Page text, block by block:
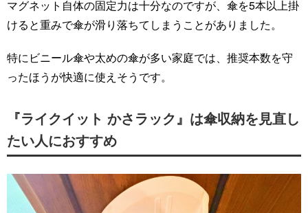
マグネット自体の固定力は十分なのですが、傘を5本以上掛
けると重みで傘が滑り落ちてしまうことがありました。
特にビニール傘や太めの傘が多い家庭では、推奨本数を守
ったほうが快適に使えそうです。
『ライクイット かさラック』は傘収納を見直し
たい人におすすめ